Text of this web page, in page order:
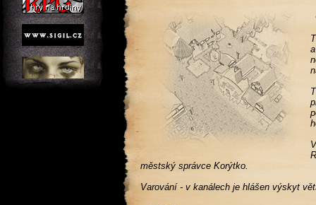
městský správce Korýtko.
Varování - v kanálech je hlášen výskyt